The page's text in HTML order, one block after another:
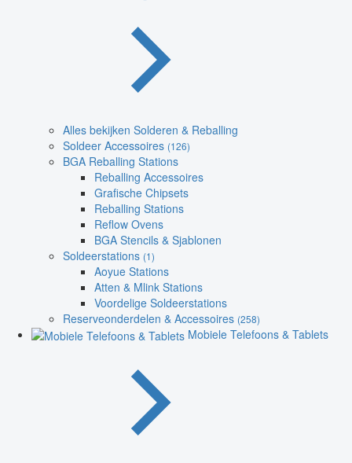
Alles bekijken Solderen & Reballing
Soldeer Accessoires (126)
BGA Reballing Stations
Reballing Accessoires
Grafische Chipsets
Reballing Stations
Reflow Ovens
BGA Stencils & Sjablonen
Soldeerstations (1)
Aoyue Stations
Atten & Mlink Stations
Voordelige Soldeerstations
Reserveonderdelen & Accessoires (258)
Mobiele Telefoons & Tablets